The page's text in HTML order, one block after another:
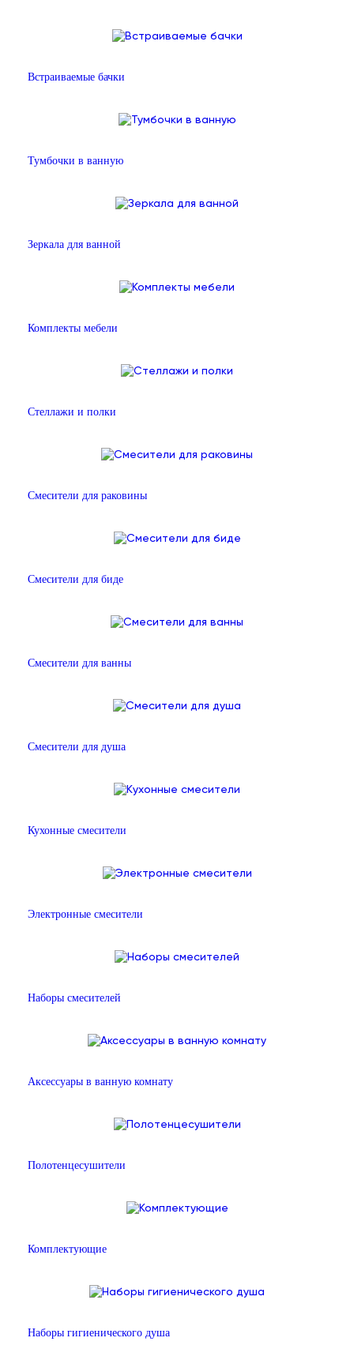
Встраиваемые бачки
Тумбочки в ванную
Зеркала для ванной
Комплекты мебели
Стеллажи и полки
Смесители для раковины
Смесители для биде
Смесители для ванны
Смесители для душа
Кухонные смесители
Электронные смесители
Наборы смесителей
Аксессуары в ванную комнату
Полотенцесушители
Комплектующие
Наборы гигиенического душа